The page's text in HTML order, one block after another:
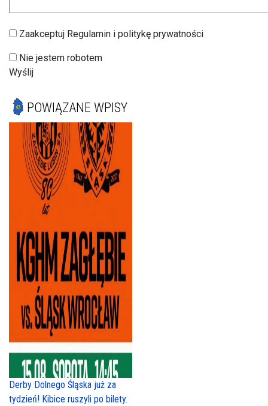
Zaakceptuj Regulamin i politykę prywatności
Nie jestem robotem
Wyślij
POWIĄZANE WPISY
Derby Dolnego Śląska już za
tydzień! Kibice ruszyli po bilety.